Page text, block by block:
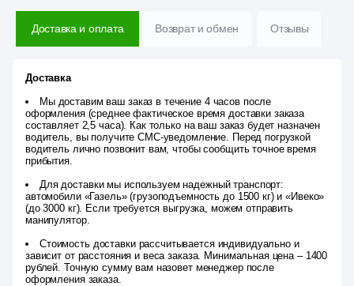
Доставка и оплата Возврат и обмен Отзывы
Доставка
Мы доставим ваш заказ в течение 4 часов после
оформления (среднее фактическое время доставки заказа
составляет 2,5 часа). Как только на ваш заказ будет назначен
водитель, вы получите СМС-уведомление. Перед погрузкой
водитель лично позвонит вам, чтобы сообщить точное время
прибытия.
Для доставки мы используем надежный транспорт:
автомобили «Газель» (грузоподъемность до 1500 кг) и «Ивеко»
(до 3000 кг). Если требуется выгрузка, можем отправить
манипулятор.
Стоимость доставки рассчитывается индивидуально и
зависит от расстояния и веса заказа. Минимальная цена – 1400
рублей. Точную сумму вам назовет менеджер после
оформления заказа.